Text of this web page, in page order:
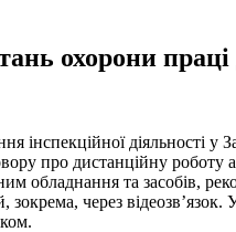
охорони
інспекційної діяльності
про дистанційну
обладнання та засобів,
через